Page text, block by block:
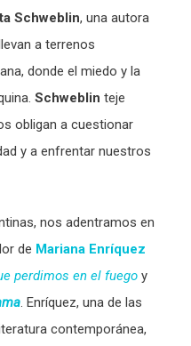
Schweblin, una autora
a terrenos
donde el miedo y la
Schweblin teje
obligan a cuestionar
y a enfrentar nuestros
nos adentramos en
de Mariana Enríquez
perdimos en el fuego y
. Enríquez, una de las
contemporánea,